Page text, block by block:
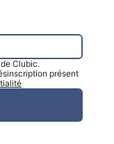
Clubic.
présent